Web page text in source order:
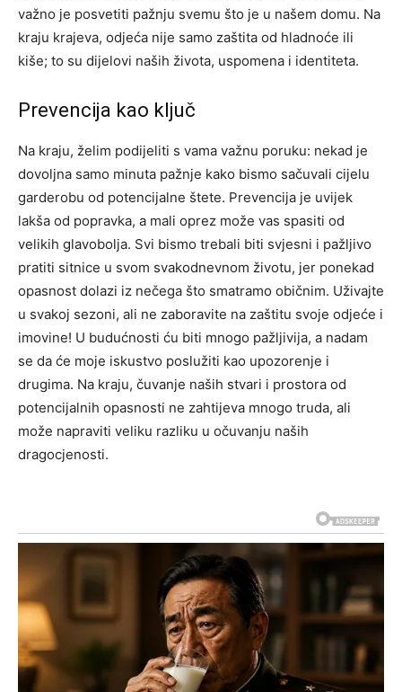
važno je posvetiti pažnju svemu što je u našem domu. Na
kraju krajeva, odjeća nije samo zaštita od hladnoće ili
kiše; to su dijelovi naših života, uspomena i identiteta.
Prevencija kao ključ
Na kraju, želim podijeliti s vama važnu poruku: nekad je
dovoljna samo minuta pažnje kako bismo sačuvali cijelu
garderobu od potencijalne štete. Prevencija je uvijek
lakša od popravka, a mali oprez može vas spasiti od
velikih glavobolja. Svi bismo trebali biti svjesni i pažljivo
pratiti sitnice u svom svakodnevnom životu, jer ponekad
opasnost dolazi iz nečega što smatramo običnim. Uživajte
u svakoj sezoni, ali ne zaboravite na zaštitu svoje odjeće i
imovine! U budućnosti ću biti mnogo pažljivija, a nadam
se da će moje iskustvo poslužiti kao upozorenje i
drugima. Na kraju, čuvanje naših stvari i prostora od
potencijalnih opasnosti ne zahtijeva mnogo truda, ali
može napraviti veliku razliku u očuvanju naših
dragocjenosti.